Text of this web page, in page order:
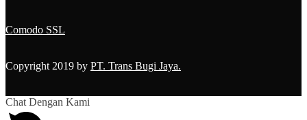
Comodo SSL
Copyright 2019 by PT. Trans Bugi Jaya.
Chat Dengan Kami